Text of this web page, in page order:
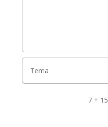
7 + 15